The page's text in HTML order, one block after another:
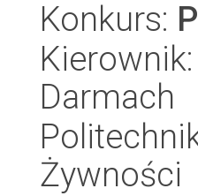
Konkurs:
Darmach
Żywności